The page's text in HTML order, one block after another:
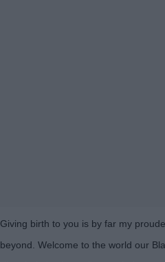
Giving birth to you is by far my
beyond. Welcome to the world our